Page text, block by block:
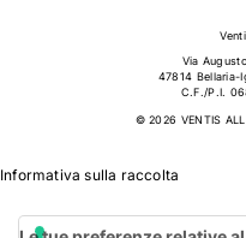
Via
47814 Bellaria-
C.F./P.I.
© 2026 VENTIS ALL
Informativa sulla raccolta